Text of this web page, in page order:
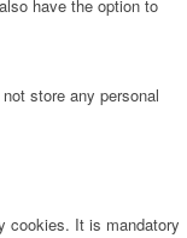
have the option to
store any personal
cookies. It is mandatory